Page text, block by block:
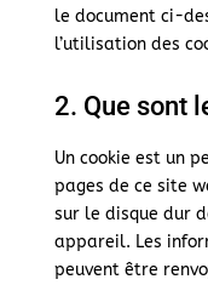
le document ci-
l’utilisation des
2. Que sont
Un cookie est un
pages de ce site
sur le disque dur
appareil. Les
peuvent être